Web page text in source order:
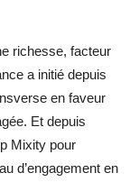
richesse, facteur
a initié depuis
en faveur
Et depuis
Mixity pour
d’engagement en